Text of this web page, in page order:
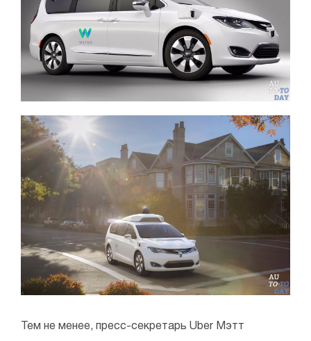
Тем не менее, пресс-секретарь Uber Мэтт